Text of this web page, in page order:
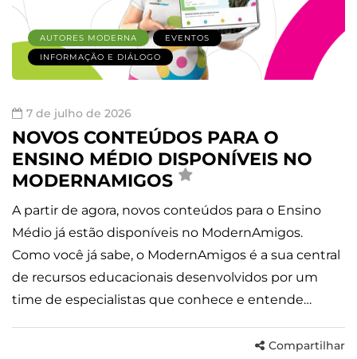
AUTORES MODERNA
EVENTOS
INFORMAÇÃO E DIÁLOGO
7 de julho de 2026
NOVOS CONTEÚDOS PARA O
ENSINO MÉDIO DISPONÍVEIS NO
MODERNAMIGOS
A partir de agora, novos conteúdos para o Ensino
Médio já estão disponíveis no ModernAmigos.
Como você já sabe, o ModernAmigos é a sua central
de recursos educacionais desenvolvidos por um
time de especialistas que conhece e entende…
Compartilhar